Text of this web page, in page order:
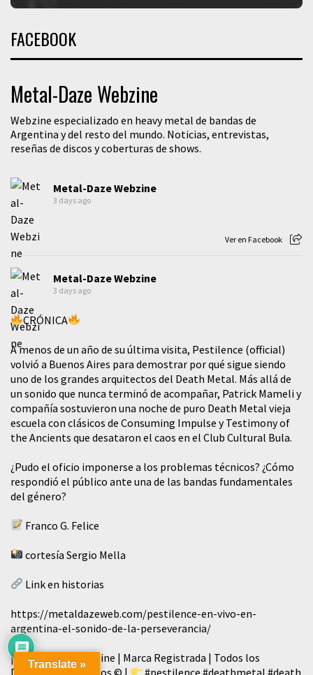
FACEBOOK
Metal-Daze Webzine
Webzine especializado en heavy metal de bandas de
Argentina y del resto del mundo. Noticias, entrevistas,
reseñas de discos y coberturas de shows.
Metal-Daze Webzine
3 days ago
Ver en Facebook
Metal-Daze Webzine
3 days ago
CRÓNICA
A menos de un año de su última visita, Pestilence (official)
volvió a Buenos Aires para demostrar por qué sigue siendo
uno de los grandes arquitectos del Death Metal. Más allá de
un sonido que nunca terminó de acompañar, Patrick Mameli y
compañía sostuvieron una noche de puro Death Metal vieja
escuela con clásicos de Consuming Impulse y Testimony of
the Ancients que desataron el caos en el Club Cultural Bula.
¿Pudo el oficio imponerse a los problemas técnicos? ¿Cómo
respondió el público ante una de las bandas fundamentales
del género?
Franco G. Felice
cortesía Sergio Mella
Link en historias
https://metaldazeweb.com/pestilence-en-vivo-en-
argentina-el-sonido-de-la-perseverancia/
| Metal-Daze Webzine | Marca Registrada | Todos los
Derechos Reservados © |
#pestilence #deathmetal #death
Translate »